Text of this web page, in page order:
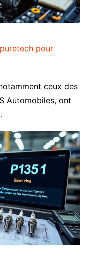
pour
ceux des
Automobiles, ont